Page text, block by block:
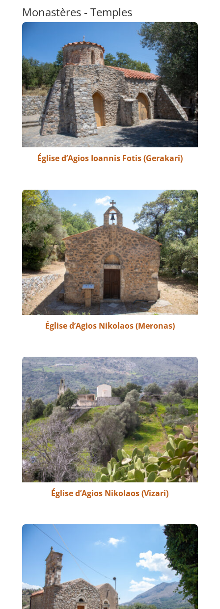
Monastères - Temples
Église d’Agios Ioannis Fotis (Gerakari)
Église d’Agios Nikolaos (Meronas)
Église d’Agios Nikolaos (Vizari)